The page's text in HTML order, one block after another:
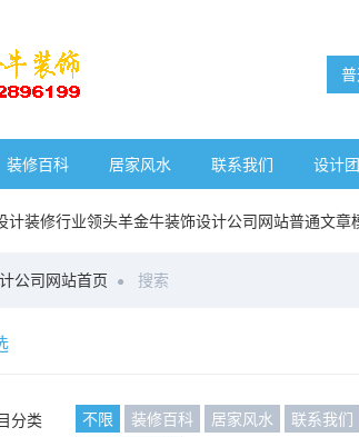
装修百科 居家风水 联系我们 设计
计装修行业领头羊金牛装饰设计公司网站普通文章
公司网站首页 搜索
分类 不限 装修百科 居家风水 联系我们